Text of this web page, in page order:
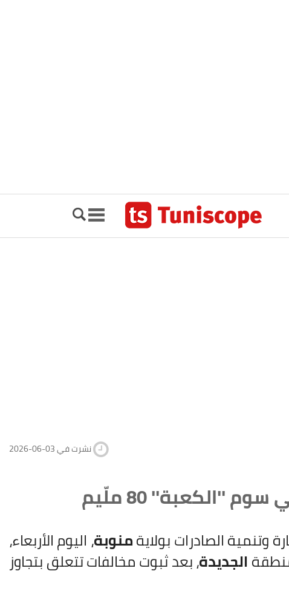
2026-06-03 نشرت في
80 ملّيم
وتنمية الصادرات بولايةمنوبة، اليوم الأربعاء،
الجديدة، بعد ثبوت مخالفات تتعلق بتجاوز